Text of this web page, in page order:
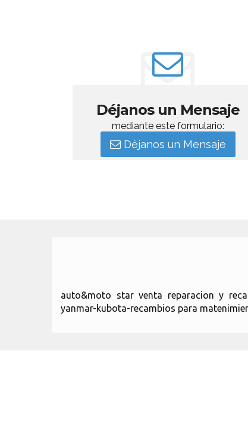
Déjanos un Mensaje
mediante este formulario:
Déjanos un Mensaje
auto&moto star venta reparacion y
yanmar-kubota-recambios para